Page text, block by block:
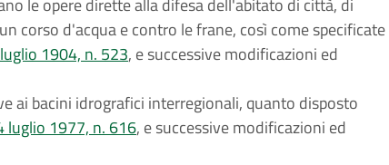
le opere dirette alla difesa dell'abitato di città, di
corso d'acqua e contro le frane, così come specificate
1904, n. 523, e successive modificazioni ed
ai bacini idrografici interregionali, quanto disposto
luglio 1977, n. 616, e successive modificazioni ed